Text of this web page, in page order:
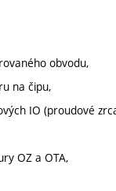
obvodu,
na čipu,
IO (proudové
OZ a OTA,